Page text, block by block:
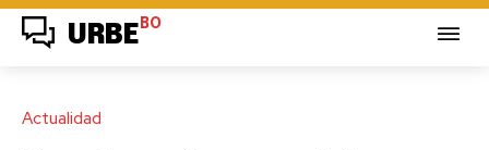
URBE BO
Actualidad